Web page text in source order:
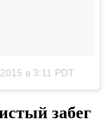
в 3:11 PDT
забег